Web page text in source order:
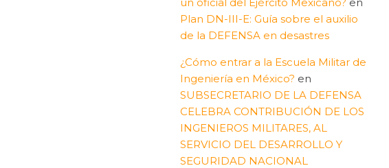
Plan DN-III-E: Guía sobre el auxilio
de la DEFENSA en desastres
¿Cómo entrar a la Escuela Militar de
Ingeniería en México? en
SUBSECRETARIO DE LA DEFENSA
CELEBRA CONTRIBUCIÓN DE LOS
INGENIEROS MILITARES, AL
SERVICIO DEL DESARROLLO Y
SEGURIDAD NACIONAL